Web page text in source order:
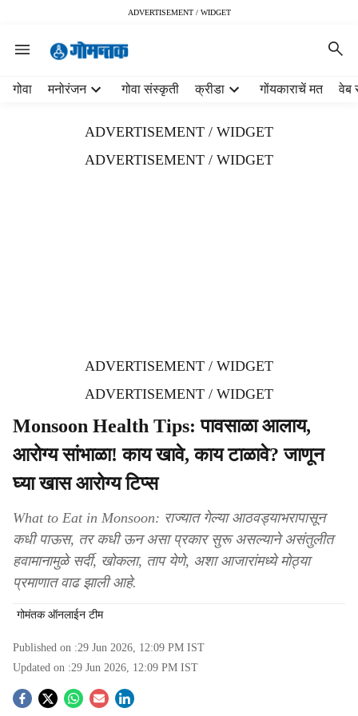
ADVERTISEMENT / WIDGET
गोवा मनोरंजन गोवा संस्कृती क्रीडा गोंयकाराचें मत वेब
ADVERTISEMENT / WIDGET
ADVERTISEMENT / WIDGET
ADVERTISEMENT / WIDGET
ADVERTISEMENT / WIDGET
Monsoon Health Tips: पावसाळा आलाय,
आरोग्य सांभाळा! काय खावे, काय टाळावे? जाणून
घ्या खास आरोग्य टिप्स
What to Eat in Monsoon: राज्यात गेल्या आठवड्याभरापासून
कधी पाऊस, तर कधी ऊन असा प्रकार सुरू असल्याने असंतुलीत
हवामानामुळे सर्दी, खोकला, ताप येणे, अशा आजारांमध्ये मोठ्या
प्रमाणात वाढ झाली आहे.
गोमंतक ऑनलाईन टीम
Published on :29 Jun 2026, 12:09 PM IST
Updated on :29 Jun 2026, 12:09 PM IST
S